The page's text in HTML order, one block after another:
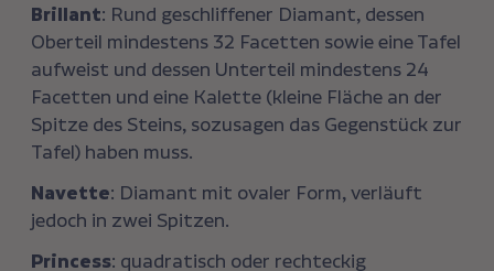
Brillant: Rund geschliffener Diamant, dessen
Oberteil mindestens 32 Facetten sowie eine Tafel
aufweist und dessen Unterteil mindestens 24
Facetten und eine Kalette (kleine Fläche an der
Spitze des Steins, sozusagen das Gegenstück zur
Tafel) haben muss.
Navette: Diamant mit ovaler Form, verläuft
jedoch in zwei Spitzen.
Princess: quadratisch oder rechteckig